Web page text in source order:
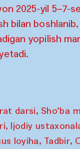
2025-yil 5–7-
bilan
yopilish
darsi, Sho‘ba
, Ijodiy
loyiha, Tadbir,